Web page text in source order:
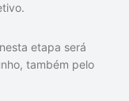
etapa será
também pelo